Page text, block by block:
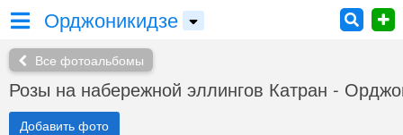
Орджоникидзе
Все фотоальбомы
Розы на набережной эллингов Катран -
Добавить фото